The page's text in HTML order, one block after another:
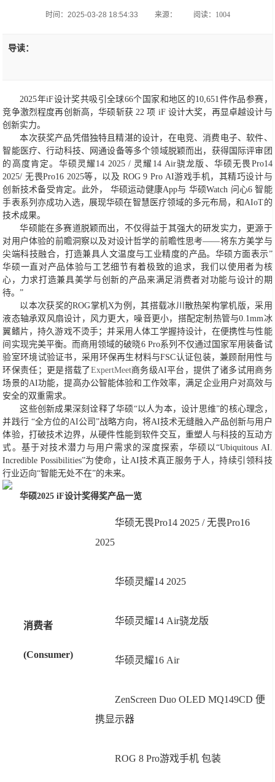
时间：2025-03-28 18:54:33 来源： 阅读：1004
导读：
2025年iF设计奖共吸引全球66个国家和地区的10,651件作品参赛，
竞争激烈程度再创新高，华硕斩获 22 项 iF 设计大奖，再显卓越设计与
创新实力。
本次获奖产品凭借独特且精湛的设计，在电竞、消费电子、软件、
智能医疗、行动科技、网通设备等多个领域脱颖而出，获得国际评审团
的高度肯定。华硕灵耀14 2025 / 灵耀14 Air骁龙版、华硕无畏Pro14
2025/ 无畏Pro16 2025等，以及 ROG 9 Pro AI游戏手机，其精巧设计与
创新技术备受肯定。此外， 华硕运动健康App与 华硕Watch 问心6 智能
手表系列亦成功入选，展现华硕在智慧医疗领域的多元布局，和AIoT的
技术成果。
华硕能在多赛道脱颖而出，不仅得益于其强大的研发实力，更源于
对用户体验的前瞻洞察以及对设计哲学的前瞻性思考——将东方美学与
尖端科技融合，打造兼具人文温度与工业精度的产品。华硕方面表示”
华硕一直对产品体验与工艺细节有着极致的追求，我们以使用者为核
心，力求打造兼具美学与创新的产品来满足消费者对功能与设计的期
待。”
以本次获奖的ROG掌机X为例，其搭载冰川散热架构掌机版，采用
液态轴承双风扇设计，风力更大，噪音更小，搭配定制热管与0.1mm冰
翼鳍片，持久游戏不烫手；并采用人体工学握持设计，在便携性与性能
间实现完美平衡。而商用领域的破晓6 Pro系列不仅通过国家军用装备试
验室环境试验证书，采用环保再生材料与FSC认证包装，兼顾耐用性与
环保责任；更是搭载了ExpertMeet商务级AI平台，提供了诸多试用商务
场景的AI功能，提高办公智能体验和工作效率，满足企业用户对高效与
安全的双重需求。
这些创新成果深刻诠释了华硕“以人为本，设计思维”的核心理念，
并践行 “全方位的AI公司”战略方向，将AI技术无缝融入产品创新与用户
体验，打破技术边界，从硬件性能到软件交互，重塑人与科技的互动方
式。基于对技术潜力与用户需求的深度探索，华硕以“Ubiquitous AI.
Incredible Possibilities”为使命，让AI技术真正服务于人，持续引领科技
行业迈向“智能无处不在”的未来。
华硕2025 iF设计奖得奖产品一览
消费者
(Consumer)
华硕无畏Pro14 2025 / 无畏Pro16
2025
华硕灵耀14 2025
华硕灵耀14 Air骁龙版
华硕灵耀16 Air
ZenScreen Duo OLED MQ149CD 便
携显示器
ROG 8 Pro游戏手机 包装